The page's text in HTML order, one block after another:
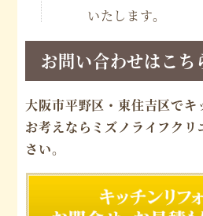
いたします。
お問い合わせはこち
大阪市平野区・東住吉区でキ
お考えならミズノライフクリ
さい。